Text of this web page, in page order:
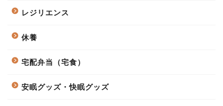
レジリエンス
休養
宅配弁当（宅食）
安眠グッズ・快眠グッズ